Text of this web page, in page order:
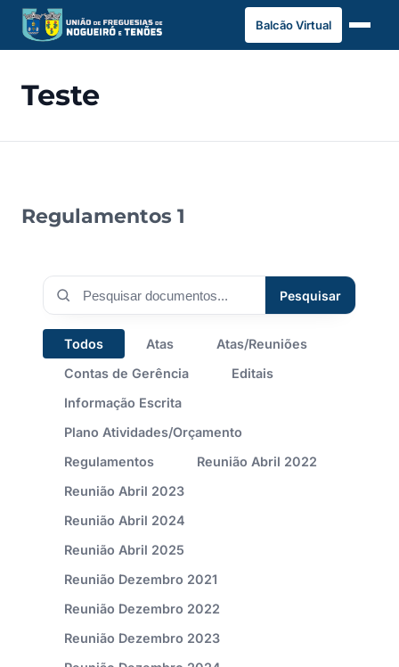
Saltar
para
o
Balcão Virtual
Teste
Regulamentos 1
Pesquisar
Todos Atas
Atas/Reuniões
Contas de Gerência
Editais
Informação Escrita
Plano Atividades/Orçamento
Regulamentos
Reunião Abril 2022
Reunião Abril 2023
Reunião Abril 2024
Reunião Abril 2025
Reunião Dezembro 2021
Reunião Dezembro 2022
Reunião Dezembro 2023